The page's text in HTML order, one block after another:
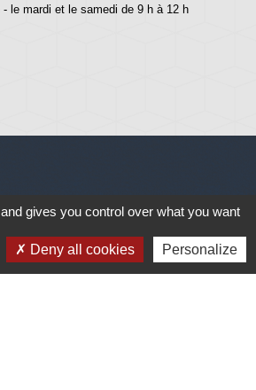
- le mardi et le samedi de 9 h à 12 h
gives you control over what you want
Deny all cookies Personalize